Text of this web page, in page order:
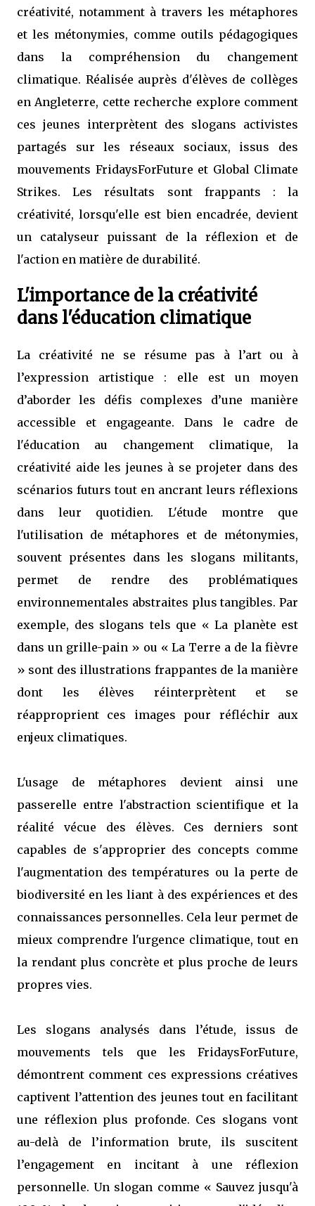
créativité, notamment à travers les métaphores
et les métonymies, comme outils pédagogiques
dans la compréhension du changement
climatique. Réalisée auprès d'élèves de collèges
en Angleterre, cette recherche explore comment
ces jeunes interprètent des slogans activistes
partagés sur les réseaux sociaux, issus des
mouvements FridaysForFuture et Global Climate
Strikes. Les résultats sont frappants : la
créativité, lorsqu'elle est bien encadrée, devient
un catalyseur puissant de la réflexion et de
l'action en matière de durabilité.
L'importance de la créativité
dans l'éducation climatique
La créativité ne se résume pas à l’art ou à
l’expression artistique : elle est un moyen
d’aborder les défis complexes d’une manière
accessible et engageante. Dans le cadre de
l'éducation au changement climatique, la
créativité aide les jeunes à se projeter dans des
scénarios futurs tout en ancrant leurs réflexions
dans leur quotidien. L'étude montre que
l'utilisation de métaphores et de métonymies,
souvent présentes dans les slogans militants,
permet de rendre des problématiques
environnementales abstraites plus tangibles. Par
exemple, des slogans tels que « La planète est
dans un grille-pain » ou « La Terre a de la fièvre
» sont des illustrations frappantes de la manière
dont les élèves réinterprètent et se
réapproprient ces images pour réfléchir aux
enjeux climatiques.
L'usage de métaphores devient ainsi une
passerelle entre l'abstraction scientifique et la
réalité vécue des élèves. Ces derniers sont
capables de s'approprier des concepts comme
l'augmentation des températures ou la perte de
biodiversité en les liant à des expériences et des
connaissances personnelles. Cela leur permet de
mieux comprendre l'urgence climatique, tout en
la rendant plus concrète et plus proche de leurs
propres vies.
Les slogans analysés dans l’étude, issus de
mouvements tels que les FridaysForFuture,
démontrent comment ces expressions créatives
captivent l’attention des jeunes tout en facilitant
une réflexion plus profonde. Ces slogans vont
au-delà de l’information brute, ils suscitent
l’engagement en incitant à une réflexion
personnelle. Un slogan comme « Sauvez jusqu'à